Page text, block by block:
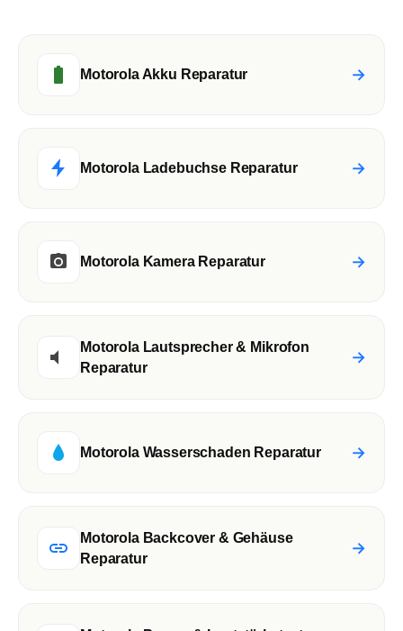
Motorola Akku Reparatur →
Motorola Ladebuchse Reparatur →
Motorola Kamera Reparatur →
Motorola Lautsprecher & Mikrofon
Reparatur
→
Motorola Wasserschaden Reparatur →
Motorola Backcover & Gehäuse
Reparatur
→